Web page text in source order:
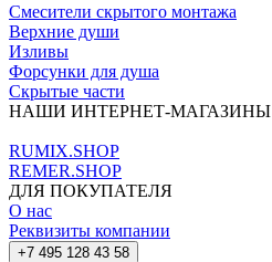
Смесители скрытого монтажа
Верхние души
Изливы
Форсунки для душа
Скрытые части
НАШИ ИНТЕРНЕТ-МАГАЗИНЫ
RUMIX.SHOP
REMER.SHOP
ДЛЯ ПОКУПАТЕЛЯ
О нас
Реквизиты компании
+7 495 128 43 58